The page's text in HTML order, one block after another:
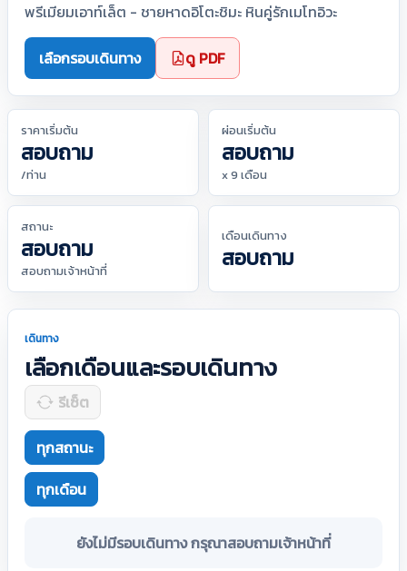
พรีเมียมเอาท์เล็ต - ชายหาดอิโตะชิมะ หินคู่รักเมโทอิวะ
เลือกรอบเดินทาง ดู PDF
ราคาเริ่มต้น
สอบถาม
/ท่าน
ผ่อนเริ่มต้น
สอบถาม
x 9 เดือน
สถานะ
สอบถาม
สอบถามเจ้าหน้าที่
เดือนเดินทาง
สอบถาม
เดินทาง
เลือกเดือนและรอบเดินทาง
รีเซ็ต
ทุกสถานะ
ทุกเดือน
ยังไม่มีรอบเดินทาง กรุณาสอบถามเจ้าหน้าที่